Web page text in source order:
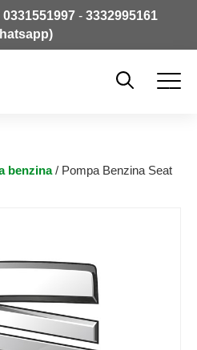
0331551997- 3332995161
benzina/ Pompa Benzina Seat